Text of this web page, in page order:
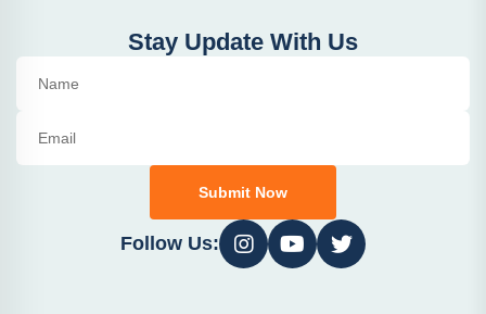
Stay Update With Us
Submit Now
Follow Us: